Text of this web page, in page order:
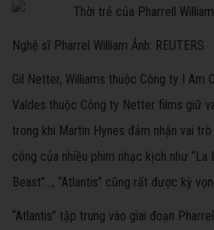
Nghệ sĩ Pharrel William Ảnh: REUTERS
Gil Netter, Williams thuộc Công ty I Am
Valdes thuộc Công ty Netter films giữ
trong khi Martin Hynes đảm nhận vai
công của nhiều phim nhạc kịch như “La
Beast”…, “Atlantis” cũng rất được kỳ
“Atlantis” tập trung vào giai đoạn